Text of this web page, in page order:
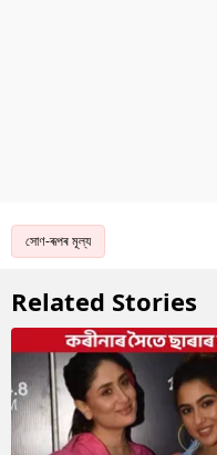
সোণ-ৰূপৰ মূল্য
Related Stories